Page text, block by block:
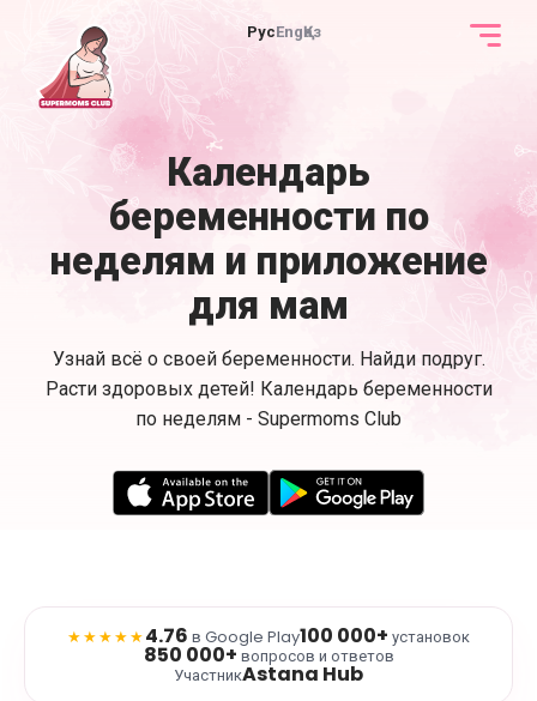
РусEngҚаз
Календарь
беременности по
неделям и приложение
для мам
Узнай всё о своей беременности. Найди подруг.
Расти здоровых детей! Календарь беременности
по неделям - Supermoms Club
★★★★★4.76 в Google Play100 000+ установок
850 000+ вопросов и ответов
УчастникAstana Hub